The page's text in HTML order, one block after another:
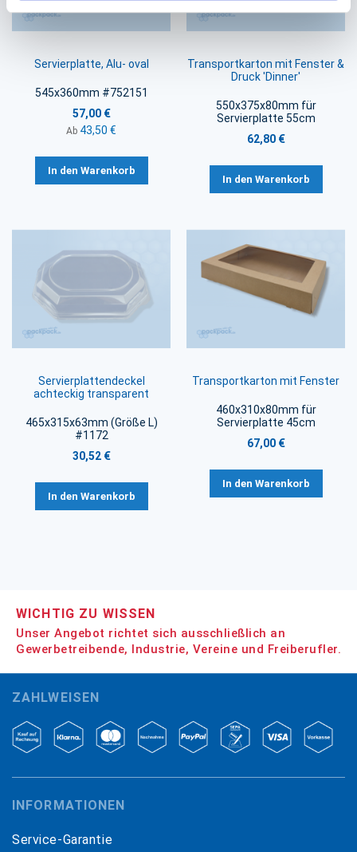
Servierplatte, Alu- oval
545x360mm #752151
57,00 €
Ab 43,50 €
In den Warenkorb
Transportkarton mit Fenster &
Druck 'Dinner'
550x375x80mm für
Servierplatte 55cm
62,80 €
In den Warenkorb
Servierplattendeckel
achteckig transparent
465x315x63mm (Größe L)
#1172
30,52 €
In den Warenkorb
Transportkarton mit Fenster
460x310x80mm für
Servierplatte 45cm
67,00 €
In den Warenkorb
WICHTIG ZU WISSEN
Unser Angebot richtet sich ausschließlich an
Gewerbetreibende, Industrie, Vereine und Freiberufler.
ZAHLWEISEN
INFORMATIONEN
Service-Garantie